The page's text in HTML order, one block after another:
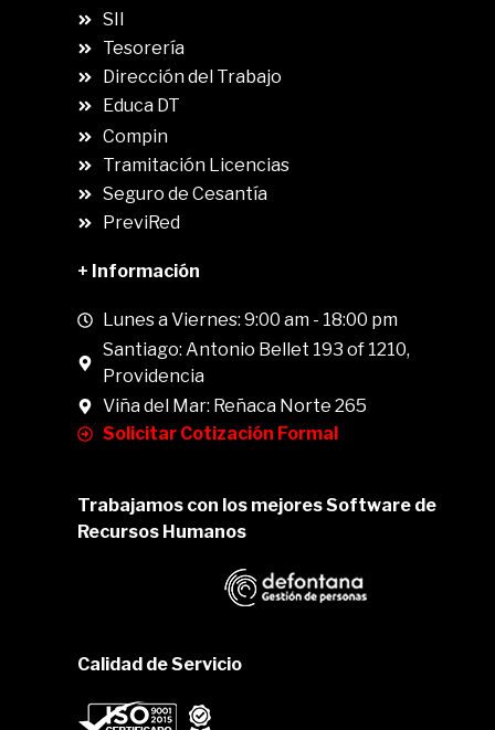
SII
Tesorería
Dirección del Trabajo
Educa DT
Compin
Tramitación Licencias
Seguro de Cesantía
PreviRed
+ Información
Lunes a Viernes: 9:00 am - 18:00 pm
Santiago: Antonio Bellet 193 of 1210,
Providencia
Viña del Mar: Reñaca Norte 265
Solicitar Cotización Formal
Trabajamos con los mejores Software de
Recursos Humanos
Calidad de Servicio